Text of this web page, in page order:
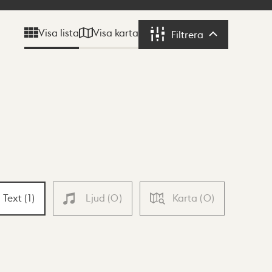
Visa lista Visa karta Filtrera Filtrera
Text (1) Ljud (0) Karta (0)